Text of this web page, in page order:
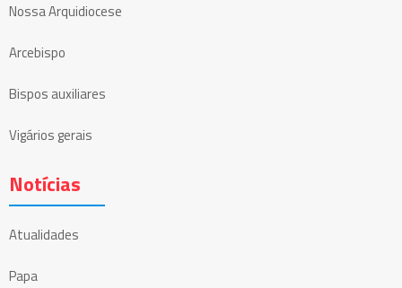
Nossa Arquidiocese
Arcebispo
Bispos auxiliares
Vigários gerais
Notícias
Atualidades
Papa